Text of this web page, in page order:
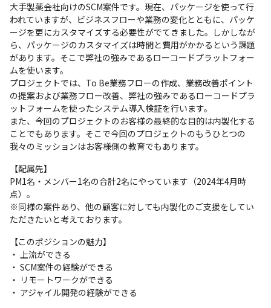
大手製薬会社向けのSCM案件です。現在、パッケージを使って行
われていますが、ビジネスフローや業務の変化とともに、パッケ
ージを更にカスタマイズする必要性がでてきました。しかしなが
ら、パッケージのカスタマイズは時間と費用がかかるという課題
があります。そこで弊社の強みであるローコードプラットフォー
ムを使います。
プロジェクトでは、To Be業務フローの作成、業務改善ポイント
の提案および業務フロー改善、弊社の強みであるローコードプラ
ットフォームを使ったシステム導入検証を行います。
また、今回のプロジェクトのお客様の最終的な目的は内製化する
ことでもあります。そこで今回のプロジェクトのもうひとつの
我々のミッションはお客様側の教育でもあります。
【配属先】
PM1名・メンバー1名の合計2名にやっています（2024年4月時
点）。
※同様の案件あり、他の顧客に対しても内製化のご支援をしてい
ただきたいと考えております。
【このポジションの魅力】
・ 上流ができる
・ SCM案件の経験ができる
・ リモートワークができる
・ アジャイル開発の経験ができる